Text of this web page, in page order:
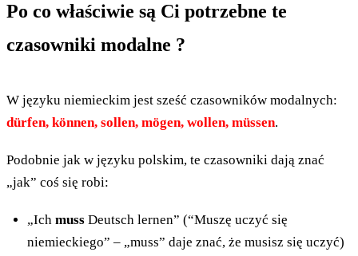
Po co właściwie są Ci potrzebne te
czasowniki modalne ?
W języku niemieckim jest sześć czasowników modalnych:
dürfen, können, sollen, mögen, wollen, müssen.
Podobnie jak w języku polskim, te czasowniki dają znać
„jak” coś się robi:
„Ich muss Deutsch lernen” (“Muszę uczyć się
niemieckiego” – „muss” daje znać, że musisz się uczyć)